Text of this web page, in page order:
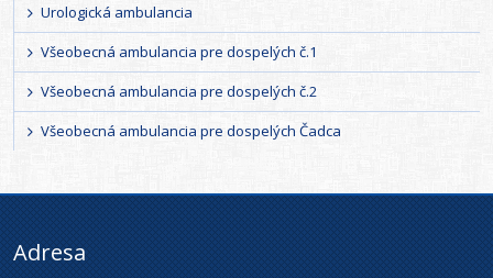
Urologická ambulancia
Všeobecná ambulancia pre dospelých č.1
Všeobecná ambulancia pre dospelých č.2
Všeobecná ambulancia pre dospelých Čadca
Adresa